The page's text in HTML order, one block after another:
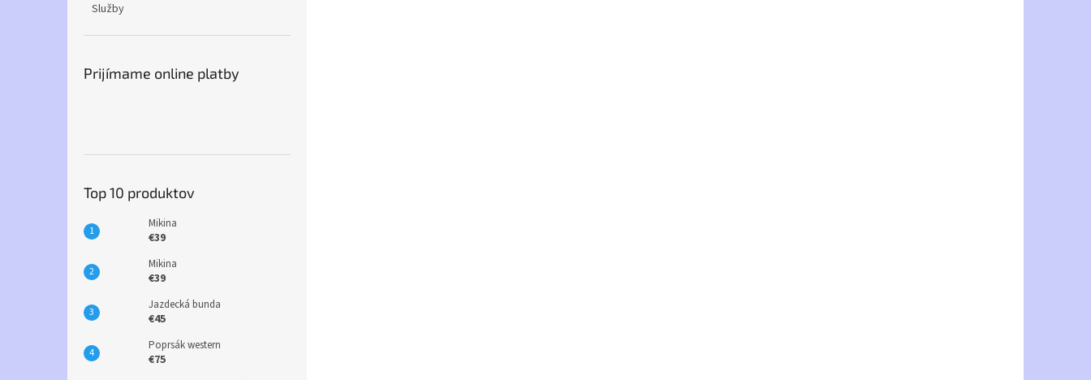
Služby
Prijímame online platby
Top 10 produktov
Mikina
€39
Mikina
€39
Jazdecká bunda
€45
Poprsák western
€75